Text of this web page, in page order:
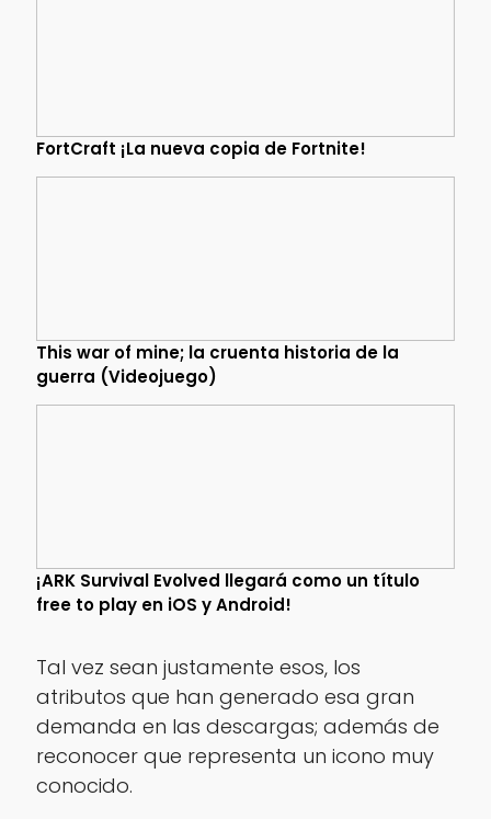
FortCraft ¡La nueva copia de Fortnite!
This war of mine; la cruenta historia de la
guerra (Videojuego)
¡ARK Survival Evolved llegará como un título
free to play en iOS y Android!
Tal vez sean justamente esos, los
atributos que han generado esa gran
demanda en las descargas; además de
reconocer que representa un icono muy
conocido.